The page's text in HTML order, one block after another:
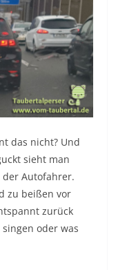
das nicht? Und
sieht man
Autofahrer.
zu beißen vor
zurück
oder was